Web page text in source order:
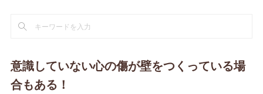
意識していない心の傷が壁をつくっている場
合もある！